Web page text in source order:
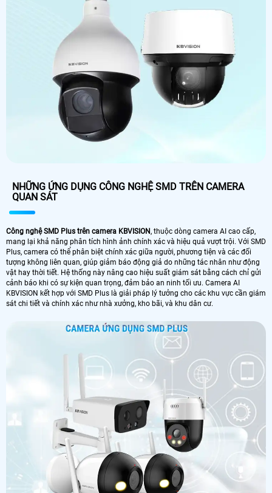
NHỮNG ỨNG DỤNG CÔNG NGHỆ SMD TRÊN CAMERA
QUAN SÁT
Công nghệ SMD Plus trên camera KBVISION, thuộc dòng camera AI cao cấp,
mang lại khả năng phân tích hình ảnh chính xác và hiệu quả vượt trội. Với SMD
Plus, camera có thể phân biệt chính xác giữa người, phương tiện và các đối
tượng không liên quan, giúp giảm báo động giả do những tác nhân như động
vật hay thời tiết. Hệ thống này nâng cao hiệu suất giám sát bằng cách chỉ gửi
cảnh báo khi có sự kiện quan trọng, đảm bảo an ninh tối ưu. Camera AI
KBVISION kết hợp với SMD Plus là giải pháp lý tưởng cho các khu vực cần giám
sát chi tiết và chính xác như nhà xưởng, kho bãi, và khu dân cư.